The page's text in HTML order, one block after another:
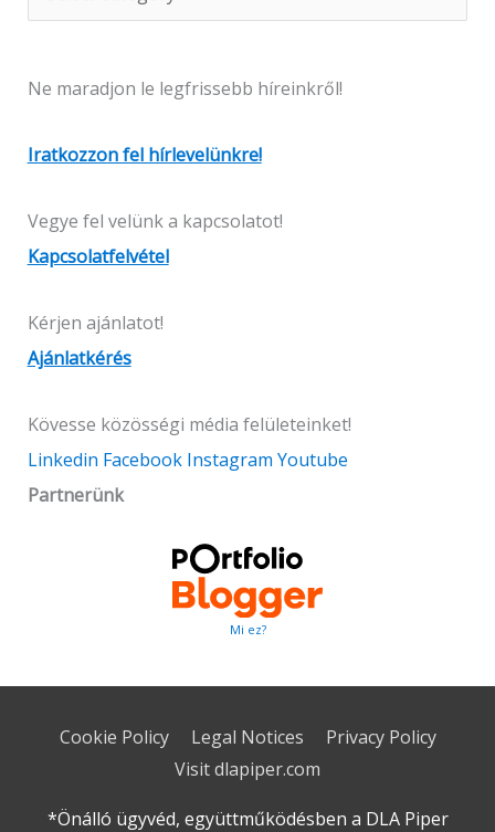
Ne maradjon le legfrissebb híreinkről!
Iratkozzon fel hírlevelünkre!
Vegye fel velünk a kapcsolatot!
Kapcsolatfelvétel
Kérjen ajánlatot!
Ajánlatkérés
Kövesse közösségi média felületeinket!
Linkedin Facebook Instagram Youtube
Partnerünk
Mi ez?
Cookie Policy Legal Notices
Privacy Policy
Visit dlapiper.com
*Önálló ügyvéd, együttműködésben a DLA Piper